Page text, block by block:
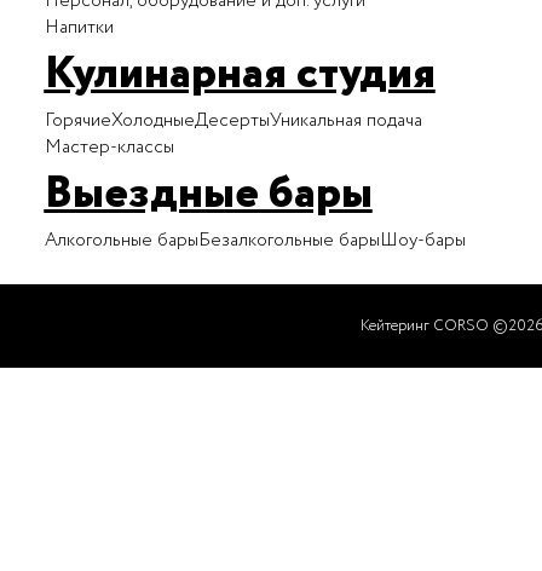
Напитки
Кулинарная студия
ГорячиеХолодныеДесертыУникальная подача
Мастер-классы
Выездные бары
Алкогольные барыБезалкогольные барыШоу-бары
Кейтеринг CORSO